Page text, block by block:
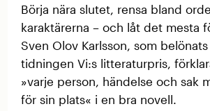
Börja nära slutet, rensa bland
karaktärerna – och låt det mesta
Sven Olov Karlsson, som
tidningen Vi:s litteraturpris,
»varje person, händelse och sak
för sin plats« i en bra novell.